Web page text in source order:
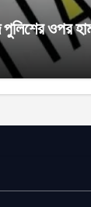
পুলিশের ওপর